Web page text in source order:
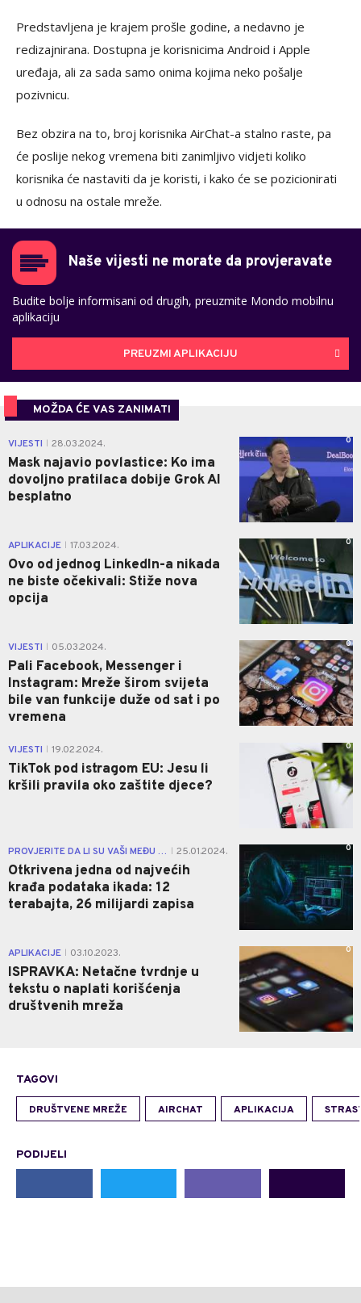
Predstavljena je krajem prošle godine, a nedavno je
redizajnirana. Dostupna je korisnicima Android i Apple
uređaja, ali za sada samo onima kojima neko pošalje
pozivnicu.
Bez obzira na to, broj korisnika AirChat-a stalno raste, pa
će poslije nekog vremena biti zanimljivo vidjeti koliko
korisnika će nastaviti da je koristi, i kako će se pozicionirati
u odnosu na ostale mreže.
Naše vijesti ne morate da provjeravate
Budite bolje informisani od drugih, preuzmite Mondo mobilnu
aplikaciju
PREUZMI APLIKACIJU
MOŽDA ĆE VAS ZANIMATI
VIJESTI 28.03.2024.
Mask najavio povlastice: Ko ima
dovoljno pratilaca dobije Grok AI
besplatno
0
APLIKACIJE 17.03.2024.
Ovo od jednog LinkedIn-a nikada
ne biste očekivali: Stiže nova
opcija
0
VIJESTI 05.03.2024.
Pali Facebook, Messenger i
Instagram: Mreže širom svijeta
bile van funkcije duže od sat i po
vremena
0
VIJESTI 19.02.2024.
TikTok pod istragom EU: Jesu li
kršili pravila oko zaštite djece?
0
PROVJERITE DA LI SU VAŠI MEĐU NJIMA 25.01.2024.
Otkrivena jedna od najvećih
krađa podataka ikada: 12
terabajta, 26 milijardi zapisa
0
APLIKACIJE 03.10.2023.
ISPRAVKA: Netačne tvrdnje u
tekstu o naplati korišćenja
društvenih mreža
0
TAGOVI
DRUŠTVENE MREŽE AIRCHAT APLIKACIJA
PODIJELI